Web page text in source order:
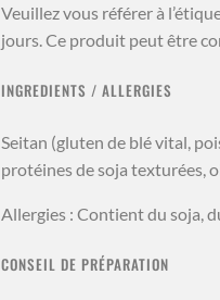
Veuillez vous référer à
jours. Ce produit peut être
INGREDIENTS / ALLERGIES
Seitan (gluten de blé vital,
protéines de soja texturées,
Allergies : Contient du soja,
CONSEIL DE PRÉPARATION